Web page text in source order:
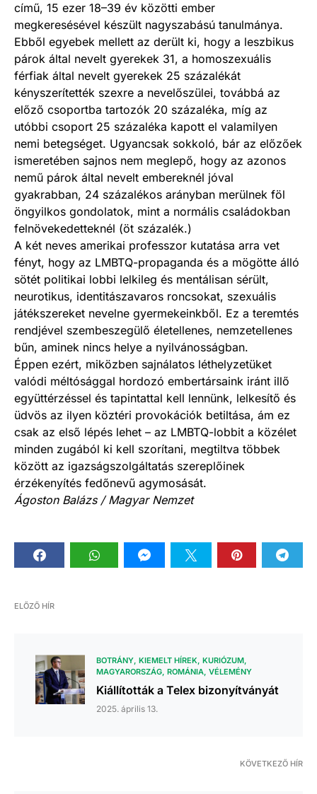
című, 15 ezer 18–39 év közötti ember
megkeresésével készült nagyszabású tanulmánya.
Ebből egyebek mellett az derült ki, hogy a leszbikus
párok által nevelt gyerekek 31, a homoszexuá­lis
férfiak által nevelt gyerekek 25 százalékát
kényszerítették szexre a nevelőszülei, továbbá az
előző csoportba tartozók 20 százaléka, míg az
utóbbi csoport 25 százaléka kapott el valamilyen
nemi betegséget. Ugyancsak sokkoló, bár az előzőek
ismeretében sajnos nem meglepő, hogy az azonos
nemű párok által nevelt embereknél jóval
gyakrabban, 24 százalékos arányban merülnek föl
öngyilkos gondolatok, mint a normális családokban
felnövekedetteknél (öt százalék.)
A két neves amerikai professzor kutatása arra vet
fényt, hogy az LMBTQ-propaganda és a mögötte álló
sötét politikai lobbi lelkileg és mentálisan sérült,
neurotikus, identitászavaros roncsokat, szexuális
játékszereket nevelne gyermekeinkből. Ez a teremtés
rendjével szembeszegülő életellenes, nemzetellenes
bűn, aminek nincs helye a nyilvánosságban.
Éppen ezért, miközben sajnálatos léthelyzetüket
valódi méltósággal hordozó embertársaink iránt illő
együttérzéssel és tapintattal kell lennünk, lelkesítő és
üdvös az ilyen köztéri provokációk betiltása, ám ez
csak az első lépés lehet – az LMBTQ-lobbit a közélet
minden zugából ki kell szorítani, megtiltva többek
között az igazságszolgáltatás szereplőinek
érzékenyítés fedőnevű agymosását.
Ágoston Balázs / Magyar Nemzet
ELŐZŐ HÍR
BOTRÁNY KIEMELT HÍREK KURIÓZUM
MAGYARORSZÁG ROMÁNIA VÉLEMÉNY
Kiállították a Telex bizonyítványát
2025. április 13.
KÖVETKEZŐ HÍR